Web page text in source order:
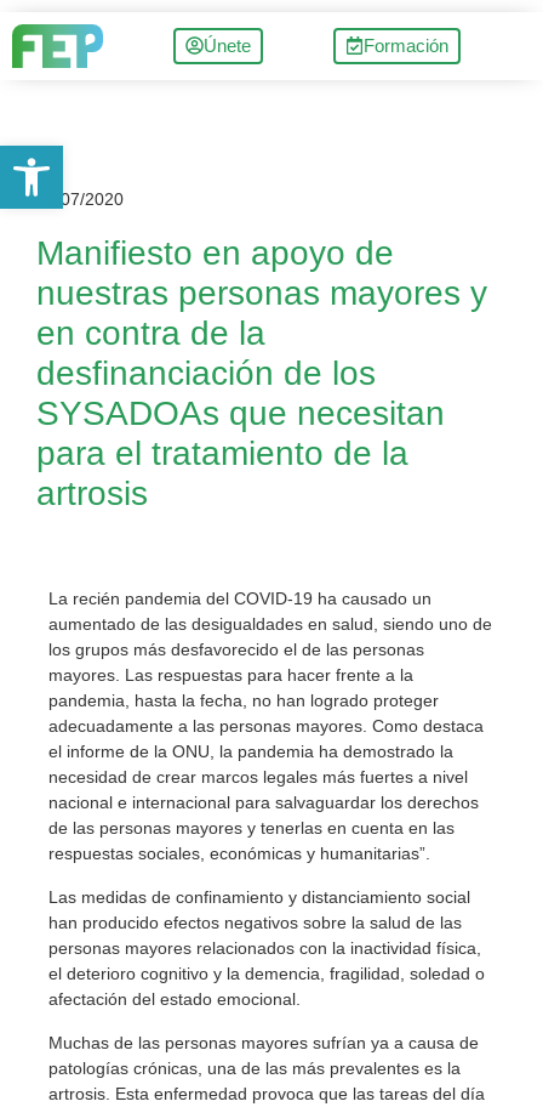
Únete Formación
01/07/2020
Manifiesto en apoyo de
nuestras personas mayores y
en contra de la
desfinanciación de los
SYSADOAs que necesitan
para el tratamiento de la
artrosis
La recién pandemia del COVID-19 ha causado un
aumentado de las desigualdades en salud, siendo uno de
los grupos más desfavorecido el de las personas
mayores. Las respuestas para hacer frente a la
pandemia, hasta la fecha, no han logrado proteger
adecuadamente a las personas mayores. Como destaca
el informe de la ONU, la pandemia ha demostrado la
necesidad de crear marcos legales más fuertes a nivel
nacional e internacional para salvaguardar los derechos
de las personas mayores y tenerlas en cuenta en las
respuestas sociales, económicas y humanitarias”.
Las medidas de confinamiento y distanciamiento social
han producido efectos negativos sobre la salud de las
personas mayores relacionados con la inactividad física,
el deterioro cognitivo y la demencia, fragilidad, soledad o
afectación del estado emocional.
Muchas de las personas mayores sufrían ya a causa de
patologías crónicas, una de las más prevalentes es la
artrosis. Esta enfermedad provoca que las tareas del día
Abrir barra de herramientas